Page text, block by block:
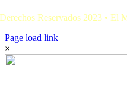
Derechos Reservados 2023 • El
Page load link
×